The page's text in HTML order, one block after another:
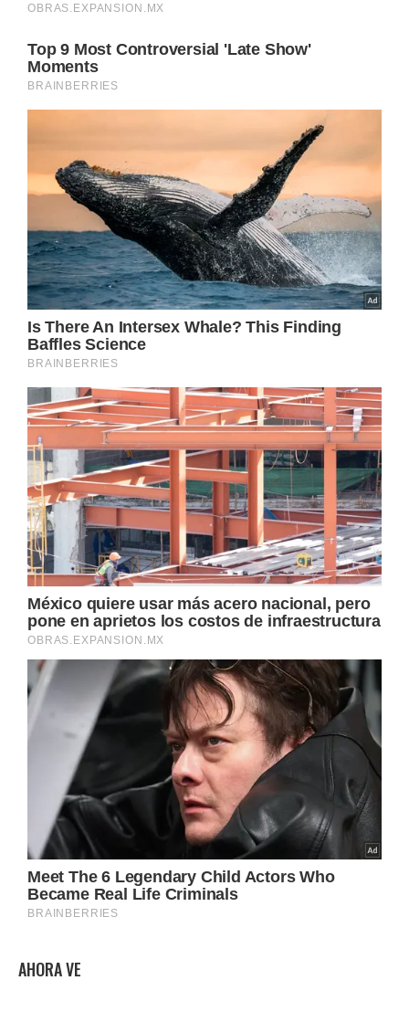
AHORA VE